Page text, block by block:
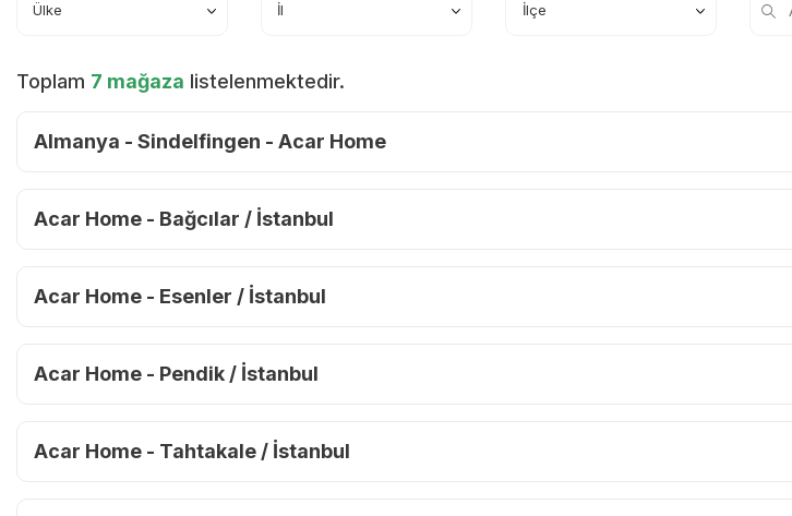
Ülke İl
Toplam 7 mağaza listelenmektedir.
Almanya - Sindelfingen - Acar Home
Acar Home - Bağcılar / İstanbul
Acar Home - Esenler / İstanbul
Acar Home - Pendik / İstanbul
Acar Home - Tahtakale / İstanbul